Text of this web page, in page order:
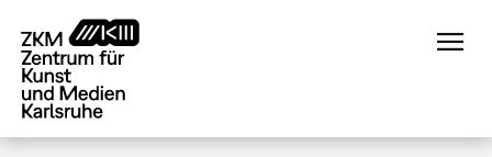
zum
Inhalt